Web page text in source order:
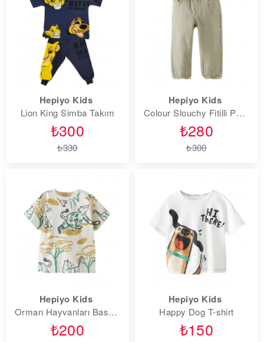
Hepiyo Kids
Lion King Simba Takım
₺300
₺330
Hepiyo Kids
Colour Slouchy Fitilli Pantolon
₺280
₺300
Hepiyo Kids
Orman Hayvanları Baskılı T-shirt
₺200
Hepiyo Kids
Happy Dog T-shirt
₺150